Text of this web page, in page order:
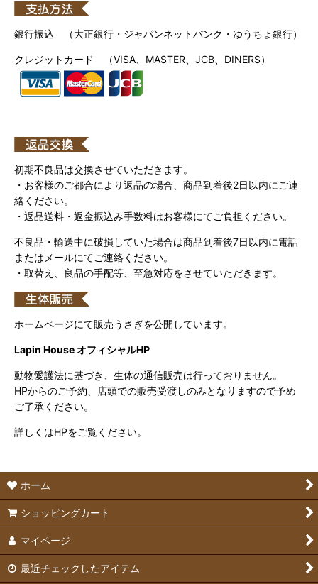
銀行振込 （大正銀行・ジャパンネットバンク・ゆうちょ銀行）
クレジットカード （VISA、MASTER、JCB、DINERS）
初期不良品は交換させていただきます。
・お客様のご都合により返品の場合、商品到着後2日以内にご連
絡ください。
・返品送料・返金振込み手数料はお客様にてご負担ください。
不良品・輸送中に破損していた場合は商品到着後7日以内に電話
またはメールにてご連絡ください。
・取替え、良品の手配等、至急対応をさせていただきます。
ホームページにて販売うさぎを公開しています。
Lapin House オフィシャルHP
動物愛護法に基づき、生体の通信販売は行っておりません。
HPからのご予約、店頭での販売受渡しのみとなりますので予め
ご了承ください。
詳しくはHPをご覧ください。
ホーム
ショッピングカート
マイページ
最近チェックしたアイテム